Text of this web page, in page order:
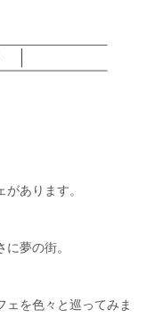
あります。
夢の街。
ェを色々と巡ってみま